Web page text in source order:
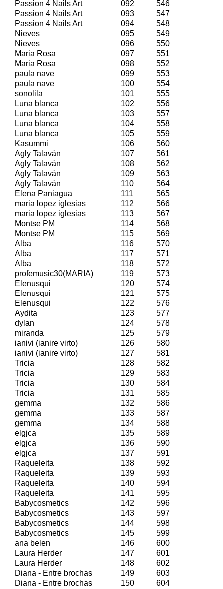
Passion 4 Nails Art
092
546
Passion 4 Nails Art
093
547
Passion 4 Nails Art
094
548
Nieves
095
549
Nieves
096
550
Maria Rosa
097
551
Maria Rosa
098
552
paula nave
099
553
paula nave
100
554
sonolila
101
555
Luna blanca
102
556
Luna blanca
103
557
Luna blanca
104
558
Luna blanca
105
559
Kasummi
106
560
Agly Talaván
107
561
Agly Talaván
108
562
Agly Talaván
109
563
Agly Talaván
110
564
Elena Paniagua
111
565
maria lopez iglesias
112
566
maria lopez iglesias
113
567
Montse PM
114
568
Montse PM
115
569
Alba
116
570
Alba
117
571
Alba
118
572
profemusic30(MARIA)
119
573
Elenusqui
120
574
Elenusqui
121
575
Elenusqui
122
576
Aydita
123
577
dylan
124
578
miranda
125
579
ianivi (ianire virto)
126
580
ianivi (ianire virto)
127
581
Tricia
128
582
Tricia
129
583
Tricia
130
584
Tricia
131
585
gemma
132
586
gemma
133
587
gemma
134
588
elgjca
135
589
elgjca
136
590
elgjca
137
591
Raqueleita
138
592
Raqueleita
139
593
Raqueleita
140
594
Raqueleita
141
595
Babycosmetics
142
596
Babycosmetics
143
597
Babycosmetics
144
598
Babycosmetics
145
599
ana belen
146
600
Laura Herder
147
601
Laura Herder
148
602
Diana - Entre brochas
149
603
Diana - Entre brochas
150
604